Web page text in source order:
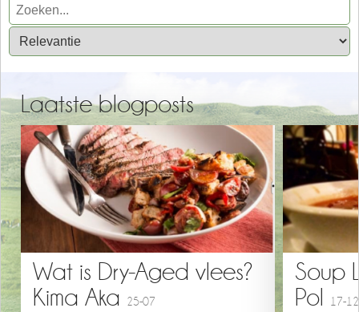
Laatste blogposts
Wat is Dry-Aged vlees?
Kima Aka
25-07
Soup
Pol
17-12